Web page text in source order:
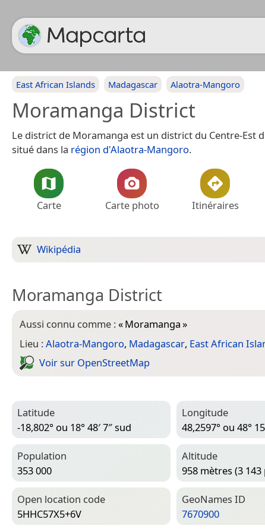
East African Islands Madagascar Alaotra-Mangoro
Moramanga District
Le district de Moramanga est un district du Centre-Est
situé dans la région d'Alaotra-Mangoro.
Carte Carte photo Itinéraires
Wikipédia
Moramanga District
Aussi connu comme :«Moramanga»
Lieu :Alaotra-Mangoro, Madagascar, East African
Voir sur Open­Street­Map
Latitude
-18,802° ou 18° 48′ 7″ sud
Longitude
48,2597° ou 48°
Population
353 000
Altitude
958 mètres (3 143
Open location code
5HHC57X5+6V
Geo­Names ID
7670900